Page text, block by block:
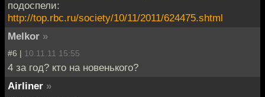
подоспели:
http://top.rbc.ru/society/10/11/2011/624475.shtml
Melkor »
#6 | 10.11.11 15:55
4 за год? кто на новенького?
Airliner »